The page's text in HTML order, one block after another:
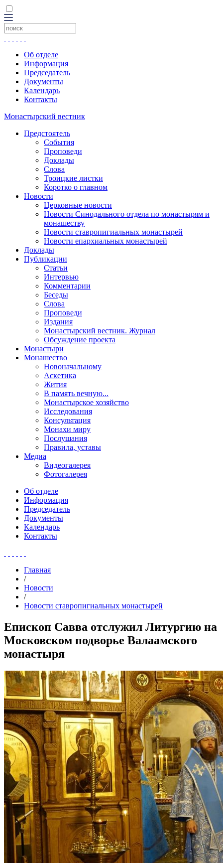
Об отделе
Информация
Председатель
Документы
Календарь
Контакты
Монастырский вестник
Предстоятель
События
Проповеди
Доклады
Слова
Троицкие листки
Коротко о главном
Новости
Церковные новости
Новости Синодального отдела по монастырям и
монашеству
Новости ставропигиальных монастырей
Новости епархиальных монастырей
Доклады
Публикации
Статьи
Интервью
Комментарии
Беседы
Слова
Проповеди
Издания
Монастырский вестник. Журнал
Обсуждение проекта
Монастыри
Монашество
Новоначальному
Аскетика
Жития
В память вечную...
Монастырское хозяйство
Исследования
Консультация
Монахи миру
Послушания
Правила, уставы
Медиа
Видеогалерея
Фотогалерея
Об отделе
Информация
Председатель
Документы
Календарь
Контакты
Главная
/
Новости
/
Новости ставропигиальных монастырей
Епископ Савва отслужил Литургию на
Московском подворье Валаамского
монастыря